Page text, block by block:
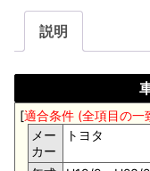
説明
[適合条件 (全項目の一
メー
カー
トヨタ